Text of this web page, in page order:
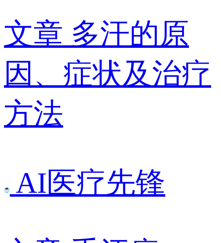
文章 多汗的原
因、症状及治疗
方法
AI医疗先锋